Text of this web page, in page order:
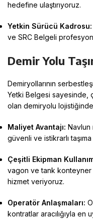
hedefine ulaştırıyoruz.
Yetkin Sürücü Kadrosu:
ve SRC Belgeli
Demir Yolu
Demiryollarının
Yetki Belgesi sayesinde,
olan demiryolu
Maliyet Avantajı: Navlun
güvenli ve istikrarlı
Çeşitli Ekipman
vagon ve tank konteyner
hizmet veriyoruz.
Operatör Anlaşmaları:
kontratlar aracılığıyla en